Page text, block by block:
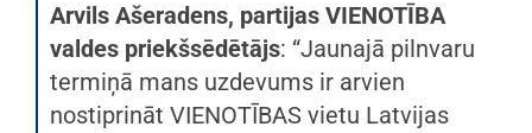
Arvils Ašeradens, partijas VIENOTĪBA
valdes priekšsēdētājs: “Jaunajā pilnvaru
termiņā mans uzdevums ir arvien
nostiprināt VIENOTĪBAS vietu Latvijas